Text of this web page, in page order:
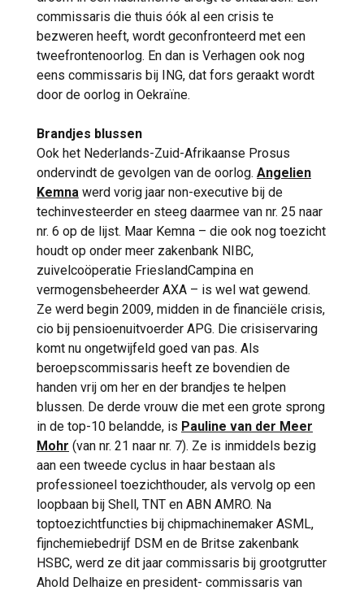
commissaris die thuis óók al een crisis te
bezweren heeft, wordt geconfronteerd met een
tweefrontenoorlog. En dan is Verhagen ook nog
eens commissaris bij ING, dat fors geraakt wordt
door de oorlog in Oekraïne.
Brandjes blussen
Ook het Nederlands-Zuid-Afrikaanse Prosus
ondervindt de gevolgen van de oorlog. Angelien
Kemna werd vorig jaar non-executive bij de
techinvesteerder en steeg daarmee van nr. 25 naar
nr. 6 op de lijst. Maar Kemna – die ook nog toezicht
houdt op onder meer zakenbank NIBC,
zuivelcoöperatie FrieslandCampina en
vermogensbeheerder AXA – is wel wat gewend.
Ze werd begin 2009, midden in de financiële crisis,
cio bij pensioenuitvoerder APG. Die crisiservaring
komt nu ongetwijfeld goed van pas. Als
beroepscommissaris heeft ze bovendien de
handen vrij om her en der brandjes te helpen
blussen. De derde vrouw die met een grote sprong
in de top-10 belandde, is Pauline van der Meer
Mohr (van nr. 21 naar nr. 7). Ze is inmiddels bezig
aan een tweede cyclus in haar bestaan als
professioneel toezichthouder, als vervolg op een
loopbaan bij Shell, TNT en ABN AMRO. Na
toptoezichtfuncties bij chipmachinemaker ASML,
fijnchemiebedrijf DSM en de Britse zakenbank
HSBC, werd ze dit jaar commissaris bij grootgrutter
Ahold Delhaize en president- commissaris van